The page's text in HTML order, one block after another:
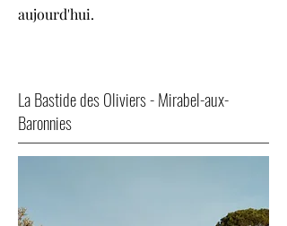
aujourd'hui.
La Bastide des Oliviers - Mirabel-aux-
Baronnies